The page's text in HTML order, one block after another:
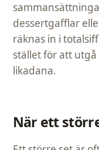
dessertgafflar
räknas in i
stället för att
likadana.
När ett